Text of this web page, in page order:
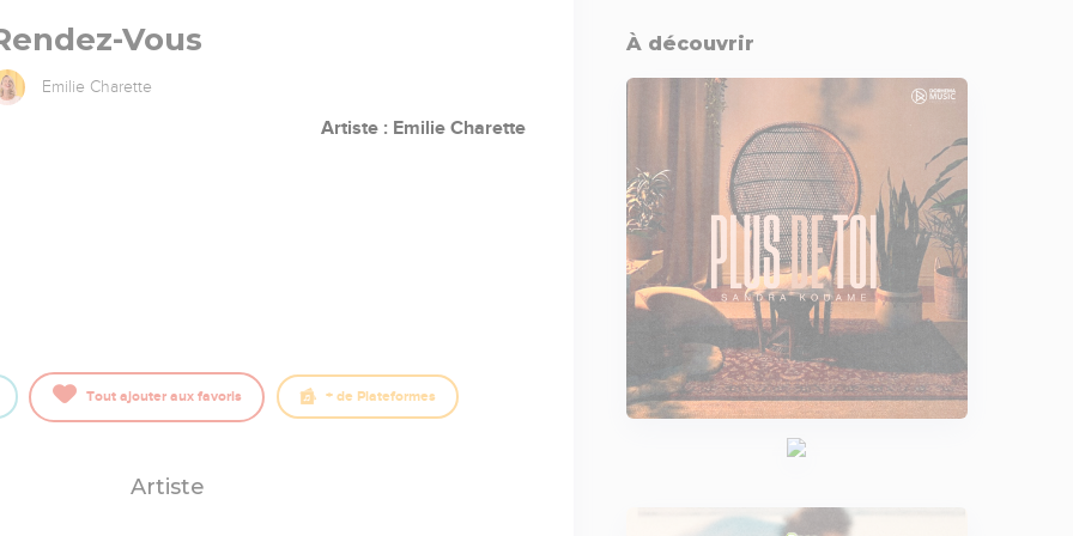
Vous
Emilie Charette
Artiste : Emilie Charette
Tout ajouter aux favoris + de Plateformes
Artiste
À découvrir